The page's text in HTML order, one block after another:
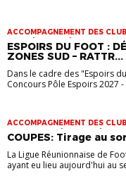
ACCOMPAGNEMENT DES
LIGUE | JEUNES | SPORT-
ESPOIRS DU FOOT :
ZONES SUD – RATTR...
Dans le cadre des "Espoirs
Concours Pôle Espoirs 2027 -
ACCOMPAGNEMENT DES
FOOT LOISIR | FUTSAL |
CLUBS
COUPES: Tirage au
La Ligue Réunionnaise de
ayant eu lieu aujourd'hui au